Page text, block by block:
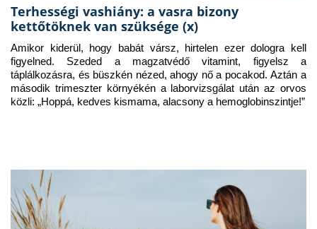
Terhességi vashiány: a vasra bizony
kettőtöknek van szüksége (x)
Amikor kiderül, hogy babát vársz, hirtelen ezer dologra kell
figyelned. Szeded a magzatvédő vitamint, figyelsz a
táplálkozásra, és büszkén nézed, ahogy nő a pocakod. Aztán a
második trimeszter környékén a laborvizsgálat után az orvos
közli: „Hoppá, kedves kismama, alacsony a hemoglobinszintje!”